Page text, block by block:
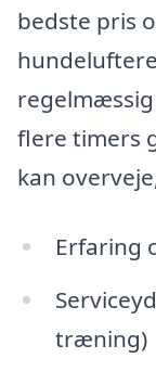
bedste pris
flere timers
kan
Erfaring
træning)